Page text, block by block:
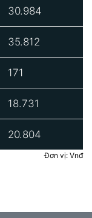
30.984
35.812
171
18.731
20.804
Đơn vị: Vnđ